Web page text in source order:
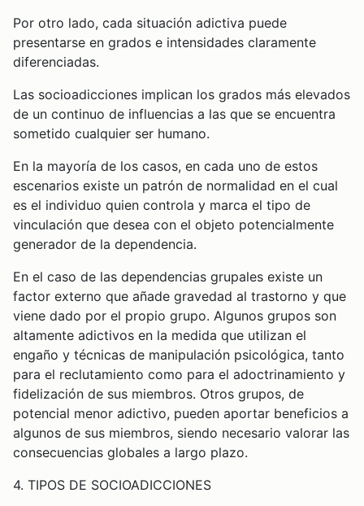
Por otro lado, cada situación adictiva puede
presentarse en grados e intensidades claramente
diferenciadas.
Las socioadicciones implican los grados más elevados
de un continuo de influencias a las que se encuentra
sometido cualquier ser humano.
En la mayoría de los casos, en cada uno de estos
escenarios existe un patrón de normalidad en el cual
es el individuo quien controla y marca el tipo de
vinculación que desea con el objeto potencialmente
generador de la dependencia.
En el caso de las dependencias grupales existe un
factor externo que añade gravedad al trastorno y que
viene dado por el propio grupo. Algunos grupos son
altamente adictivos en la medida que utilizan el
engaño y técnicas de manipulación psicológica, tanto
para el reclutamiento como para el adoctrinamiento y
fidelización de sus miembros. Otros grupos, de
potencial menor adictivo, pueden aportar beneficios a
algunos de sus miembros, siendo necesario valorar las
consecuencias globales a largo plazo.
4. TIPOS DE SOCIOADICCIONES